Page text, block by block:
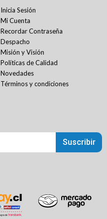
Inicia Sesión
Mi Cuenta
Recordar Contraseña
Despacho
Misión y Visión
Políticas de Calidad
Novedades
Términos y condiciones
Suscribir